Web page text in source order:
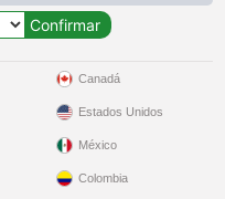
Canadá
Estados Unidos
México
Colombia